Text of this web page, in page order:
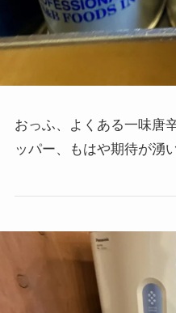
おっふ、よくある一味唐
ッパー、もはや期待が湧